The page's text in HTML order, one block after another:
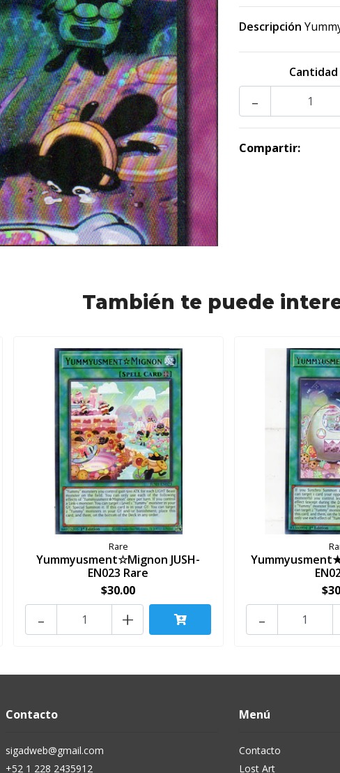
Descripción
Cantidad
-
Compartir:
También te puede
Rare
Yummyusment☆Mignon JUSH-
EN023 Rare
$30.00
+
- -
Contacto
sigadweb@gmail.com
+52 1 228 2435912
Menú
Contacto
Lost Art